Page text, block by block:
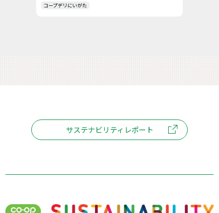
コープデリにいがた
サステナビリティレポート